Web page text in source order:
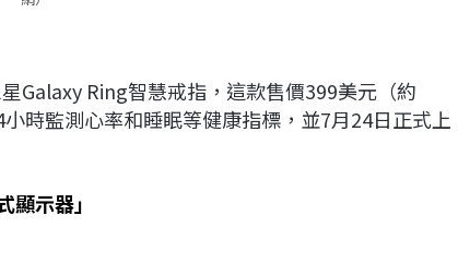
Galaxy Ring智慧戒指，這款售價399美元（約
時監測心率和睡眠等健康指標，並7月24日正式上
示器」